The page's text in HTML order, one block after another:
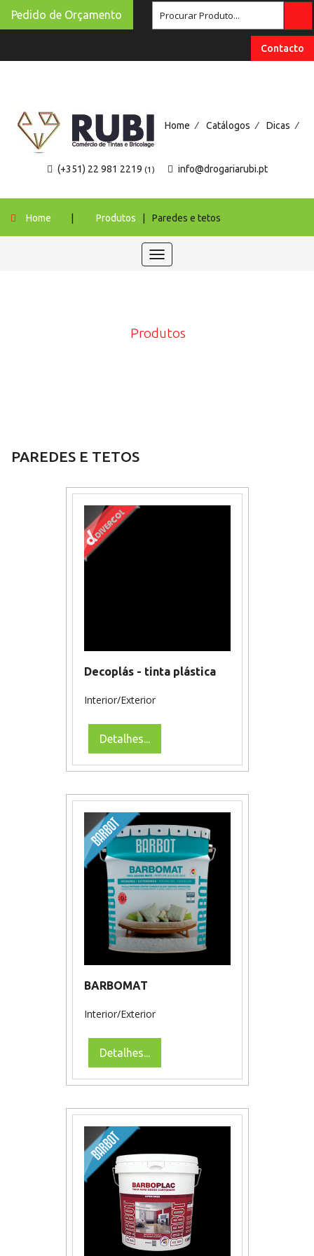
Pedido de Orçamento
Contacto
Home / Catálogos / Dicas /
(+351) 22 981 2219 (1) info@drogariarubi.pt
Home Produtos Paredes e tetos
Toggle
navigation
Produtos
PAREDES E TETOS
Decoplás - tinta plástica
Interior/Exterior
Detalhes...
BARBOMAT
Interior/Exterior
Detalhes...